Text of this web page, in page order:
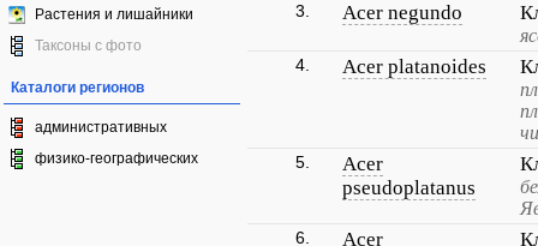
Растения и лишайники
Таксоны с фото
Каталоги регионов
административных
физико-географических
3. Acer negundo
4. Acer platanoides
5.
Acer
pseudoplatanus
6.
Acer